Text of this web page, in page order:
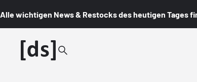
Alle wichtigen News & Restocks des heutigen Tages